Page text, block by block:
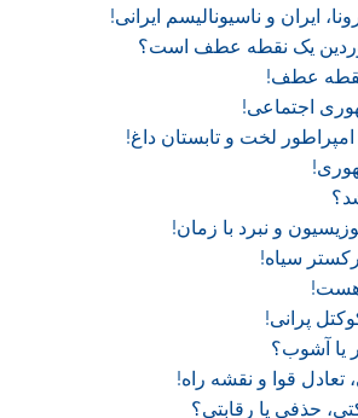
ایران و ناسیونالیسم ایرانی!
اجتماعی!‏
لخت و تابستان داغ!
و نبرد با زمان!
سیاه!
هست!
پرانی!
آشوب؟
تعادل قوا و نقشه راه!‏
حذفی یا رقابتی؟